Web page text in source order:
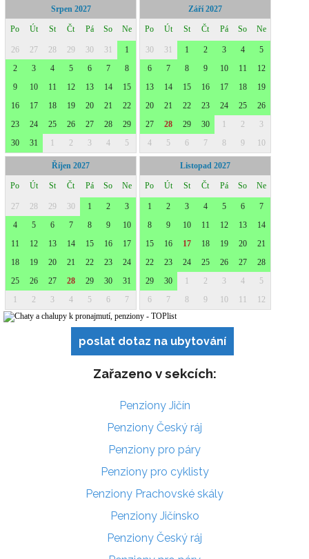
poslat dotaz na ubytování
Zařazeno v sekcích:
Penziony Jičín
Penziony Český ráj
Penziony pro páry
Penziony pro cyklisty
Penziony Prachovské skály
Penziony Jičínsko
Penziony Český ráj